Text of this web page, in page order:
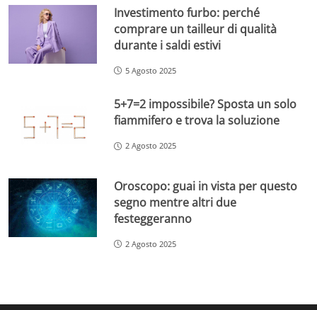
Investimento furbo: perché
comprare un tailleur di qualità
durante i saldi estivi
5 Agosto 2025
5+7=2 impossibile? Sposta un solo
fiammifero e trova la soluzione
2 Agosto 2025
Oroscopo: guai in vista per questo
segno mentre altri due
festeggeranno
2 Agosto 2025